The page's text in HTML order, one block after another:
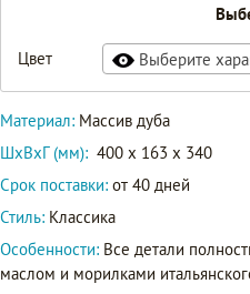
Цвет Выберите
Материал: Массив дуба
ШxВxГ (мм): 400 x 163 x 340
Срок поставки: от 40 дней
Стиль: Классика
Особенности: Все детали
маслом и морилками